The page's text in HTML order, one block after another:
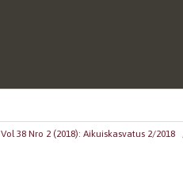
Vol 38 Nro 2 (2018): Aikuiskasvatus 2/2018